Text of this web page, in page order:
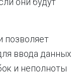
они будут
позволяет
ввода данных
и неполноты